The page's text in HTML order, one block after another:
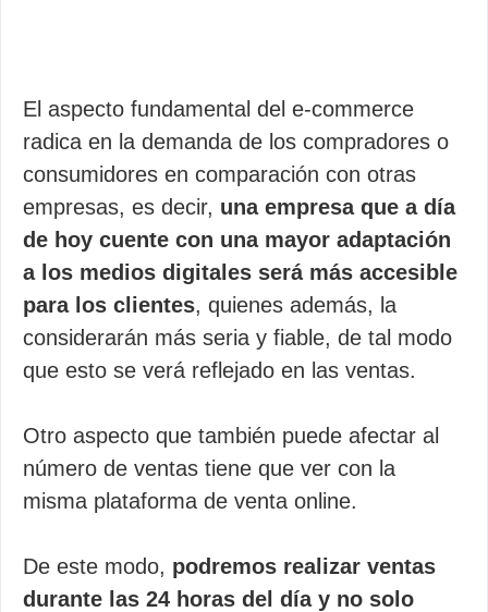
El aspecto fundamental del e-commerce
radica en la demanda de los compradores o
consumidores en comparación con otras
empresas, es decir, una empresa que a día
de hoy cuente con una mayor adaptación
a los medios digitales será más accesible
para los clientes, quienes además, la
considerarán más seria y fiable, de tal modo
que esto se verá reflejado en las ventas.
Otro aspecto que también puede afectar al
número de ventas tiene que ver con la
misma plataforma de venta online.
De este modo, podremos realizar ventas
durante las 24 horas del día y no solo